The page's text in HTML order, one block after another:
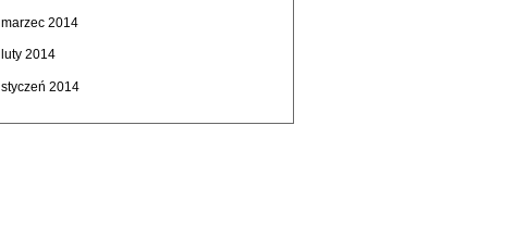
marzec 2014
luty 2014
styczeń 2014